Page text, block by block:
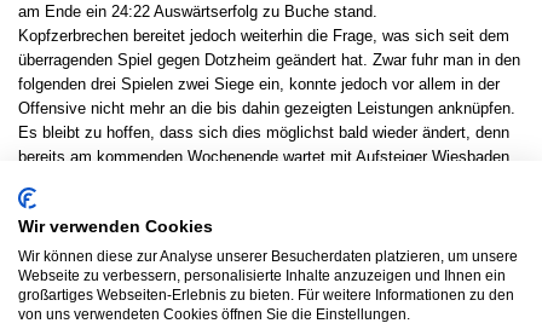
am Ende ein 24:22 Auswärtserfolg zu Buche stand.
Kopfzerbrechen bereitet jedoch weiterhin die Frage, was sich seit dem
überragenden Spiel gegen Dotzheim geändert hat. Zwar fuhr man in den
folgenden drei Spielen zwei Siege ein, konnte jedoch vor allem in der
Offensive nicht mehr an die bis dahin gezeigten Leistungen anknüpfen.
Es bleibt zu hoffen, dass sich dies möglichst bald wieder ändert, denn
bereits am kommenden Wochenende wartet mit Aufsteiger Wiesbaden
Liga mittlerweile zu einem unangenehmen Gegner entwickelt hat und
nicht zu Unrecht bis auf Platz fünf der Tabelle vorgerückt ist.
Es spielten: Rocksien, Kaiser; Nober 5, Jung 2, Semmelroth 3,
Mühlhans 1, Melle 1, Walter 1, Deimer 1, Berger 1, Weigelt 3/1,
Andermann 4, Schuchmann 3/3.
Wir verwenden Cookies
Wir können diese zur Analyse unserer Besucherdaten platzieren, um unsere
Webseite zu verbessern, personalisierte Inhalte anzuzeigen und Ihnen ein
großartiges Webseiten-Erlebnis zu bieten. Für weitere Informationen zu den
von uns verwendeten Cookies öffnen Sie die Einstellungen.